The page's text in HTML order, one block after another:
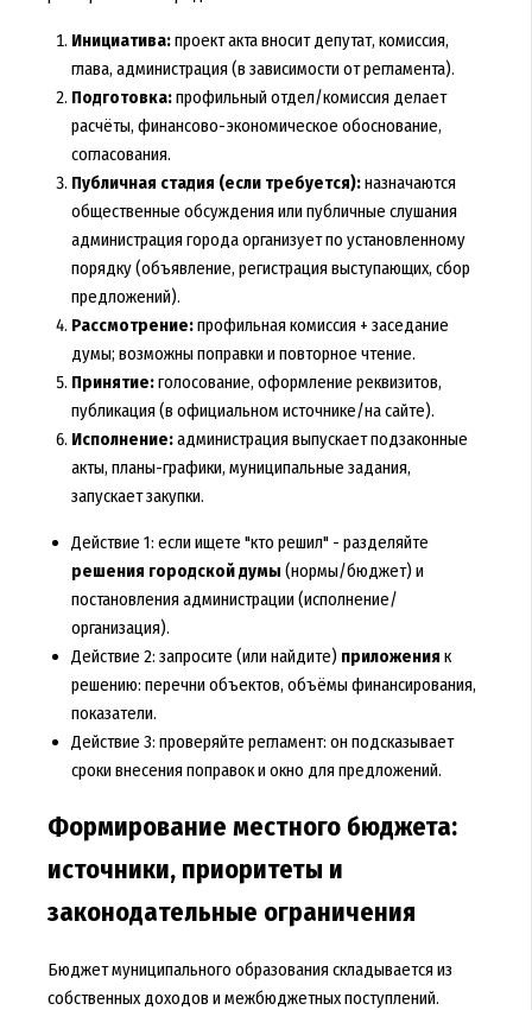
Инициатива:проект акта вносит депутат, комиссия,
глава, администрация (в зависимости от регламента).
Подготовка:профильный отдел/комиссия делает
расчёты, финансово-экономическое обоснование,
согласования.
Публичная стадия (если требуется):назначаются
общественные обсуждения или публичные слушания
администрация города организует по установленному
порядку (объявление, регистрация выступающих, сбор
предложений).
Рассмотрение:профильная комиссия + заседание
думы; возможны поправки и повторное чтение.
Принятие:голосование, оформление реквизитов,
публикация (в официальном источнике/на сайте).
Исполнение:администрация выпускает подзаконные
акты, планы-графики, муниципальные задания,
запускает закупки.
Действие 1: если ищете "кто решил" - разделяйте
решения городской думы (нормы/бюджет) и
постановления администрации (исполнение/
организация).
Действие 2: запросите (или найдите) приложения к
решению: перечни объектов, объёмы финансирования,
показатели.
Действие 3: проверяйте регламент: он подсказывает
сроки внесения поправок и окно для предложений.
Формирование местного бюджета:
источники, приоритеты и
законодательные ограничения
Бюджет муниципального образования складывается из
собственных доходов и межбюджетных поступлений.